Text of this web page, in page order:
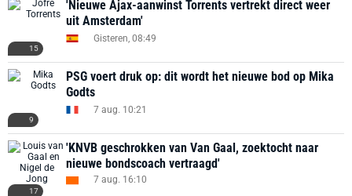
15
'Nieuwe Ajax-aanwinst Torrents vertrekt direct weer
uit Amsterdam'
Gisteren, 08:49
9
PSG voert druk op: dit wordt het nieuwe bod op Mika
Godts
7 aug. 10:21
17
'KNVB geschrokken van Van Gaal, zoektocht naar
nieuwe bondscoach vertraagd'
7 aug. 16:10